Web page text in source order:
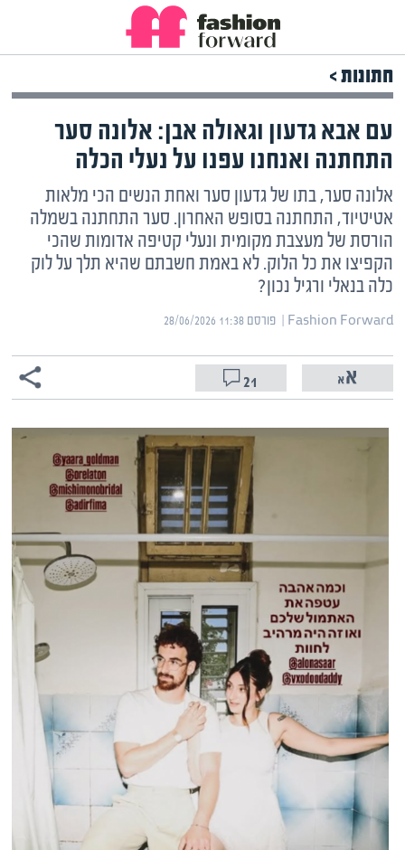
חתונות >
עם אבא גדעון וגאולה אבן: אלונה סער
התחתנה ואנחנו עפנו על נעלי הכלה
אלונה סער, בתו של גדעון סער ואחת הנשים הכי מלאות
אטיטיוד, התחתנה בסופש האחרון. סער התחתנה בשמלה
הורסת של מעצבת מקומית ונעלי קטיפה אדומות שהכי
הקפיצו את כל הלוק. לא באמת חשבתם שהיא תלך על לוק
כלה בנאלי ורגיל נכון?
Fashion Forward | ‏ פורסם ‎28/06/2026 11:38
21